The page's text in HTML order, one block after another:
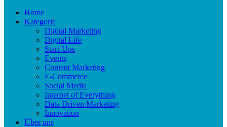
Home
Kategorie
Digital Marketing
Digital Life
Start-Ups
Events
Content Marketing
E-Commerce
Social Media
Internet of Everything
Data Driven Marketing
Innovation
Über uns